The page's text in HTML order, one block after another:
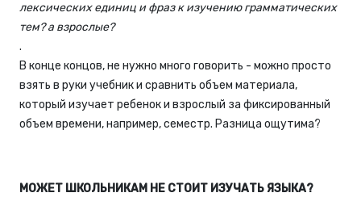
лексических единиц и фраз к изучению грамматических
тем? а взрослые?
.
В конце концов, не нужно много говорить - можно просто
взять в руки учебник и сравнить объем материала,
который изучает ребенок и взрослый за фиксированный
объем времени, например, семестр. Разница ощутима?
МОЖЕТ ШКОЛЬНИКАМ НЕ СТОИТ ИЗУЧАТЬ ЯЗЫКА?